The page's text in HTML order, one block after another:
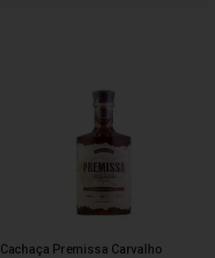
Cachaça Premissa Carvalho